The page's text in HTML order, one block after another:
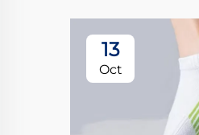
13
Oct